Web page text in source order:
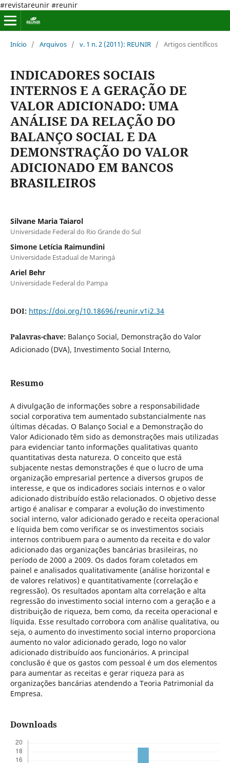
#revistareunir #reunir
Início / Arquivos / v. 1 n. 2 (2011): REUNIR / Artigos científicos
INDICADORES SOCIAIS
INTERNOS E A GERAÇÃO DE
VALOR ADICIONADO: UMA
ANÁLISE DA RELAÇÃO DO
BALANÇO SOCIAL E DA
DEMONSTRAÇÃO DO VALOR
ADICIONADO EM BANCOS
BRASILEIROS
Silvane Maria Taiarol
Universidade Federal do Rio Grande do Sul
Simone Letícia Raimundini
Universidade Estadual de Maringá
Ariel Behr
Universidade Federal do Pampa
DOI: https://doi.org/10.18696/reunir.v1i2.34
Palavras-chave: Balanço Social, Demonstração do Valor
Adicionado (DVA), Investimento Social Interno,
Resumo
A divulgação de informações sobre a responsabilidade
social corporativa tem aumentado substancialmente nas
últimas décadas. O Balanço Social e a Demonstração do
Valor Adicionado têm sido as demonstrações mais utilizadas
para evidenciar tanto informações qualitativas quanto
quantitativas desta natureza. O conceito que está
subjacente nestas demonstrações é que o lucro de uma
organização empresarial pertence a diversos grupos de
interesse, e que os indicadores sociais internos e o valor
adicionado distribuído estão relacionados. O objetivo desse
artigo é analisar e comparar a evolução do investimento
social interno, valor adicionado gerado e receita operacional
e líquida bem como verificar se os investimentos sociais
internos contribuem para o aumento da receita e do valor
adicionado das organizações bancárias brasileiras, no
período de 2000 a 2009. Os dados foram coletados em
painel e analisados qualitativamente (análise horizontal e
de valores relativos) e quantitativamente (correlação e
regressão). Os resultados apontam alta correlação e alta
regressão do investimento social interno com a geração e a
distribuição de riqueza, bem como, da receita operacional e
líquida. Esse resultado corrobora com análise qualitativa, ou
seja, o aumento do investimento social interno proporciona
aumento no valor adicionado gerado, logo no valor
adicionado distribuído aos funcionários. A principal
conclusão é que os gastos com pessoal é um dos elementos
para aumentar as receitas e gerar riqueza para as
organizações bancárias atendendo a Teoria Patrimonial da
Empresa.
Downloads